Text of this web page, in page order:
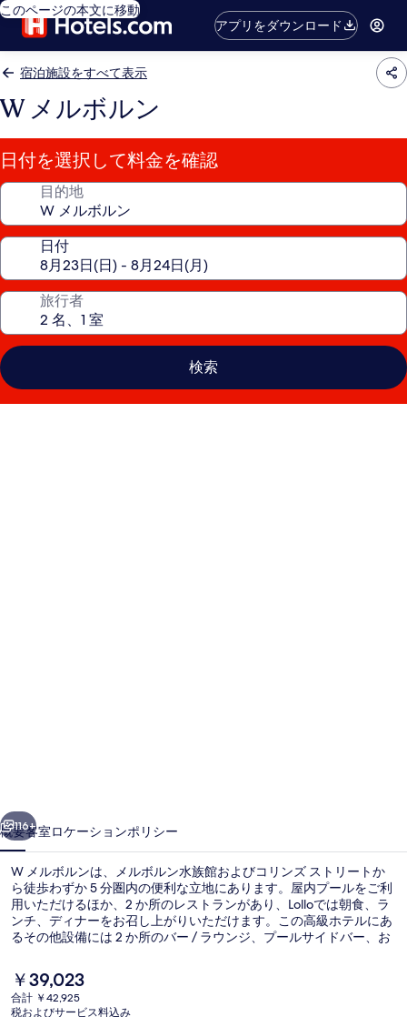
このページの本文に移動
アプリをダウンロード
宿泊施設をすべて表示
W メルボルン
日付を選択して料金を確認
目的地
日付
旅行者
検索
写
真
ギ
ャ
ラ
リ
ー
次へ
116+
概要客室ロケーションポリシー
W メルボルンは、メルボルン水族館およびコリンズ ストリートか
ら徒歩わずか 5 分圏内の便利な立地にあります。屋内プールをご利
用いただけるほか、2 か所のレストランがあり、Lolloでは朝食、ラ
ンチ、ディナーをお召し上がりいただけます。この高級ホテルにあ
るその他設備には 2 か所のバー / ラウンジ、プールサイドバー、お
切なスタッフを評価しています。付近の公共交通機関も充実してい
ます。フラッグスタッフ駅までは徒歩 11 分です。
現
在
の
￥39,023
合計 ￥42,925
税およびサービス料込み